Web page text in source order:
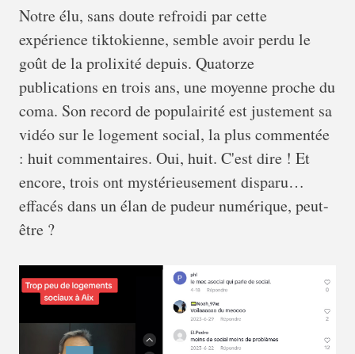
Notre élu, sans doute refroidi par cette
expérience tiktokienne, semble avoir perdu le
goût de la prolixité depuis. Quatorze
publications en trois ans, une moyenne proche du
coma. Son record de populairité est justement sa
vidéo sur le logement social, la plus commentée
: huit commentaires. Oui, huit. C'est dire ! Et
encore, trois ont mystérieusement disparu…
effacés dans un élan de pudeur numérique, peut-
être ?